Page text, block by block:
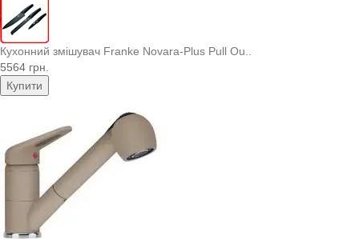
Кухонний змішувач Franke Novara-Plus Pull Ou..
5564 грн.
Купити